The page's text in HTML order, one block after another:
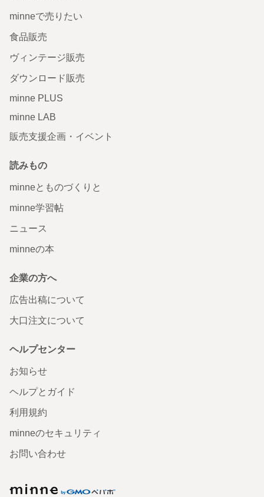
minneで売りたい
食品販売
ヴィンテージ販売
ダウンロード販売
minne PLUS
minne LAB
販売支援企画・イベント
読みもの
minneとものづくりと
minne学習帖
ニュース
minneの本
企業の方へ
広告出稿について
大口注文について
ヘルプセンター
お知らせ
ヘルプとガイド
利用規約
minneのセキュリティ
お問い合わせ